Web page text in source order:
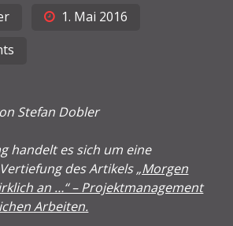
1. Mai 2016
Stefan Dobler
handelt es sich um eine
des Artikels„Morgen
an …“ – Projektmanagement
Arbeiten.